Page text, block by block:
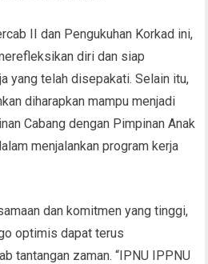
II dan Pengukuhan Korkad ini,
diri dan siap
yang telah disepakati. Selain itu,
diharapkan mampu menjadi
Cabang dengan Pimpinan Anak
menjalankan program kerja
dan komitmen yang tinggi,
optimis dapat terus
tantangan zaman. “IPNU IPPNU